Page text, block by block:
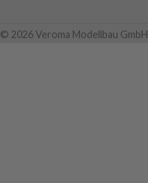
© 2026 Veroma Modellbau GmbH